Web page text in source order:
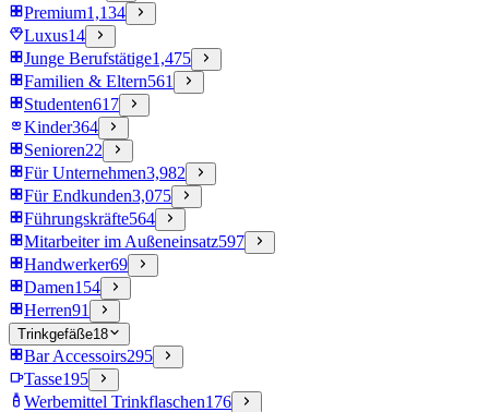
Premium1,134
Luxus14
Junge Berufstätige1,475
Familien & Eltern561
Studenten617
Kinder364
Senioren22
Für Unternehmen3,982
Für Endkunden3,075
Führungskräfte564
Mitarbeiter im Außeneinsatz597
Handwerker69
Damen154
Herren91
Trinkgefäße18
Bar Accessoirs295
Tasse195
Werbemittel Trinkflaschen176